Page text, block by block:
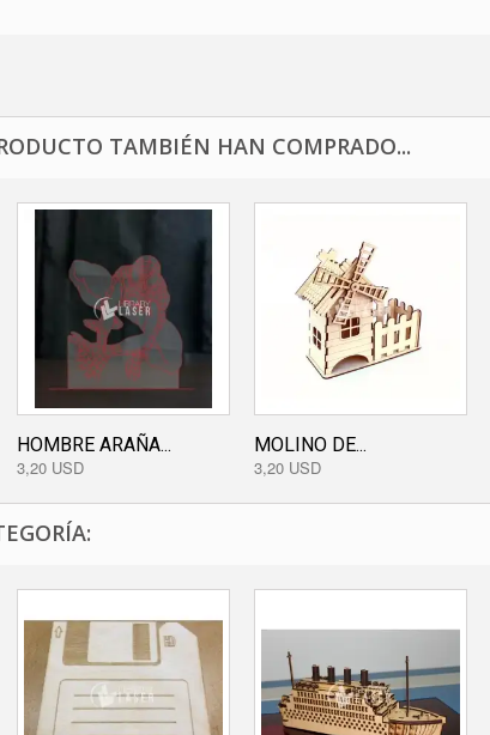
TAMBIÉN HAN COMPRADO...
HOMBRE ARAÑA...
3,20 USD
MOLINO DE...
3,20 USD